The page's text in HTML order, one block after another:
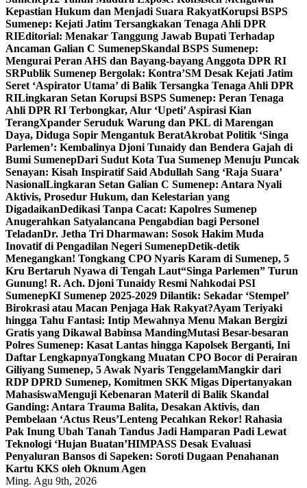
Kepastian Hukum dan Menjadi Suara RakyatKorupsi BSPS
Sumenep: Kejati Jatim Tersangkakan Tenaga Ahli DPR
RIEditorial: Menakar Tanggung Jawab Bupati Terhadap
Ancaman Galian C SumenepSkandal BSPS Sumenep:
Mengurai Peran AHS dan Bayang-bayang Anggota DPR RI
SRPublik Sumenep Bergolak: Kontra’SM Desak Kejati Jatim
Seret ‘Aspirator Utama’ di Balik Tersangka Tenaga Ahli DPR
RILingkaran Setan Korupsi BSPS Sumenep: Peran Tenaga
Ahli DPR RI Terbongkar, Alur ‘Upeti’ Aspirasi Kian
TerangXpander Seruduk Warung dan PKL di Marengan
Daya, Diduga Sopir Mengantuk BeratAkrobat Politik ‘Singa
Parlemen’: Kembalinya Djoni Tunaidy dan Bendera Gajah di
Bumi SumenepDari Sudut Kota Tua Sumenep Menuju Puncak
Senayan: Kisah Inspiratif Said Abdullah Sang ‘Raja Suara’
NasionalLingkaran Setan Galian C Sumenep: Antara Nyali
Aktivis, Prosedur Hukum, dan Kelestarian yang
DigadaikanDedikasi Tanpa Cacat: Kapolres Sumenep
Anugerahkan Satyalancana Pengabdian bagi Personel
TeladanDr. Jetha Tri Dharmawan: Sosok Hakim Muda
Inovatif di Pengadilan Negeri SumenepDetik-detik
Menegangkan! Tongkang CPO Nyaris Karam di Sumenep, 5
Kru Bertaruh Nyawa di Tengah Laut“Singa Parlemen” Turun
Gunung! R. Ach. Djoni Tunaidy Resmi Nahkodai PSI
SumenepKI Sumenep 2025-2029 Dilantik: Sekadar ‘Stempel’
Birokrasi atau Macan Penjaga Hak Rakyat?Ayam Teriyaki
hingga Tahu Fantasi: Intip Mewahnya Menu Makan Bergizi
Gratis yang Dikawal Babinsa MandingMutasi Besar-besaran
Polres Sumenep: Kasat Lantas hingga Kapolsek Berganti, Ini
Daftar LengkapnyaTongkang Muatan CPO Bocor di Perairan
Giliyang Sumenep, 5 Awak Nyaris TenggelamMangkir dari
RDP DPRD Sumenep, Komitmen SKK Migas Dipertanyakan
MahasiswaMenguji Kebenaran Materil di Balik Skandal
Ganding: Antara Trauma Balita, Desakan Aktivis, dan
Pembelaan ‘Actus Reus’Lenteng Pecahkan Rekor! Rahasia
Pak Inung Ubah Tanah Tandus Jadi Hamparan Padi Lewat
Teknologi ‘Hujan Buatan’HIMPASS Desak Evaluasi
Penyaluran Bansos di Sapeken: Soroti Dugaan Penahanan
Kartu KKS oleh Oknum Agen
Ming. Agu 9th, 2026